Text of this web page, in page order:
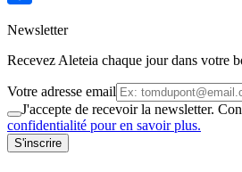
Newsletter
Recevez Aleteia chaque jour dans votre
Votre adresse email
J'accepte de recevoir la newsletter.
confidentialité pour en savoir plus.
S'inscrire